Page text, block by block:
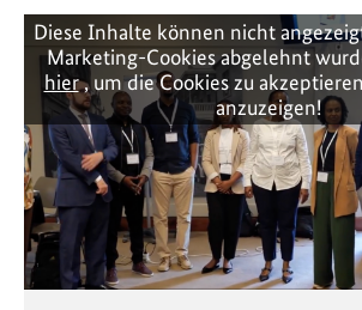
Diese Inhalte können nicht
Marketing-Cookies abgelehnt
hier, um die Cookies zu
anzuzeigen!